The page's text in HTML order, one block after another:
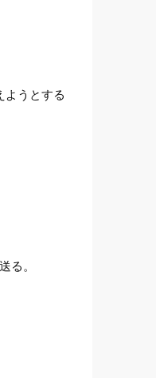
ようとする
る。